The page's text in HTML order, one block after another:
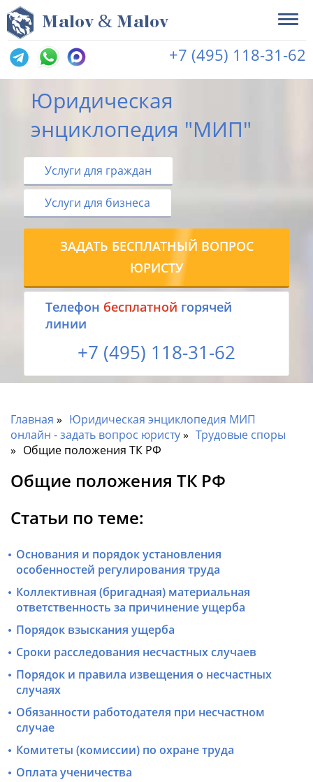
Malov & Malov
+7 (495) 118-31-62
Юридическая
энциклопедия "МИП"
Услуги для граждан
Услуги для бизнеса
ЗАДАТЬ БЕСПЛАТНЫЙ ВОПРОС
ЮРИСТУ
Tелефон бесплатной горячей
линии
+7 (495) 118-31-62
Главная
Юридическая энциклопедия МИП
онлайн - задать вопрос юристу
Трудовые споры
Общие положения ТК РФ
Общие положения ТК РФ
Статьи по теме:
Основания и порядок установления
особенностей регулирования труда
Коллективная (бригадная) материальная
ответственность за причинение ущерба
Порядок взыскания ущерба
Сроки расследования несчастных случаев
Порядок и правила извещения о несчастных
случаях
Обязанности работодателя при несчастном
случае
Комитеты (комиссии) по охране труда
Оплата ученичества